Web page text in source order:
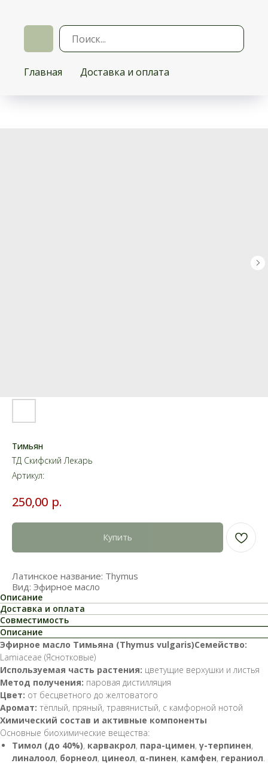
Главная Доставка и оплата
Тимьян
ТД Скифский Лекарь
Артикул:
250,00 р.
Купить
Латинское название: Thymus
Вид: Эфирное масло
Описание
Доставка и оплата
Совместимость
Описание
Эфирное масло Тимьяна (Thymus vulgaris)Семейство:
Lamiaceae (Яснотковые)
Используемая часть растения: цветущие верхушки и листья
Метод получения: паровая дистилляция
Цвет: от бесцветного до желтоватого
Аромат: тёплый, пряный, травянистый, с камфорной нотой
Химический состав и активные компоненты
Основные биохимические вещества:
Тимол (до 40%), карвакрол, пара-цимен, γ-терпинен,
линалоол, борнеол, цинеол, α-пинен, камфен, гераниол